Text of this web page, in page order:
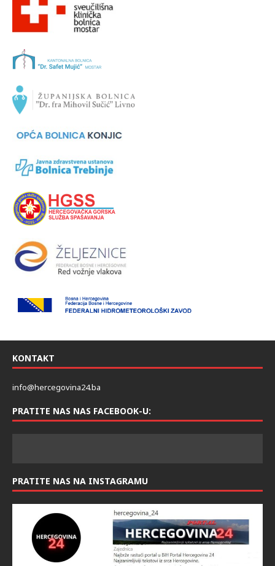
KONTAKT
info@hercegovina24.ba
PRATITE NAS NAS FACEBOOK-U:
PRATITE NAS NA INSTAGRAMU